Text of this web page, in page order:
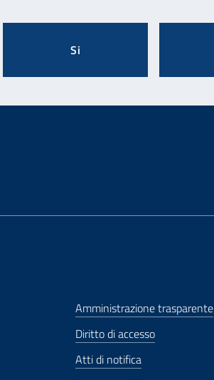
Si
Amministrazione trasparente
Diritto di accesso
Atti di notifica